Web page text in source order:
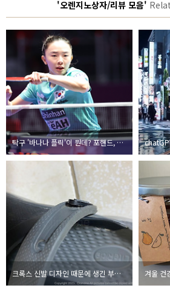
'오렌지노상자/리뷰 모음'
탁구 '바나나 플릭'이 뭔데? 포핸드, 백핸드 기술 용어를 정리해보자
크록스 신발 디자인 때문에 생긴 부상, 고객센터는 소비자에게 책임 전가